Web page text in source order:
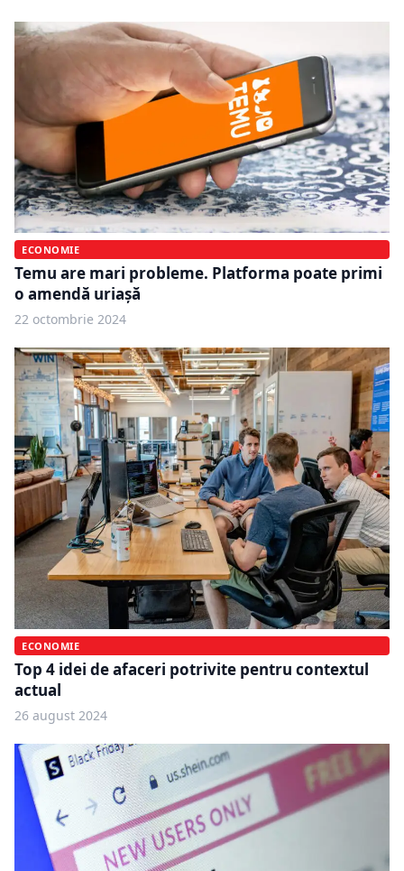
ECONOMIE
Temu are mari probleme. Platforma poate primi
o amendă uriașă
22 octombrie 2024
ECONOMIE
Top 4 idei de afaceri potrivite pentru contextul
actual
26 august 2024